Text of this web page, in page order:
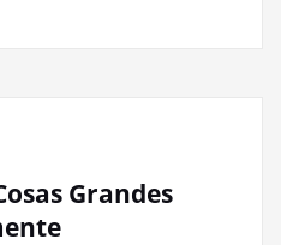
Grandes